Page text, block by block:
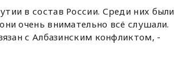
в состав России. Среди них были
очень внимательно всё слушали.
с Албазинским конфликтом, -